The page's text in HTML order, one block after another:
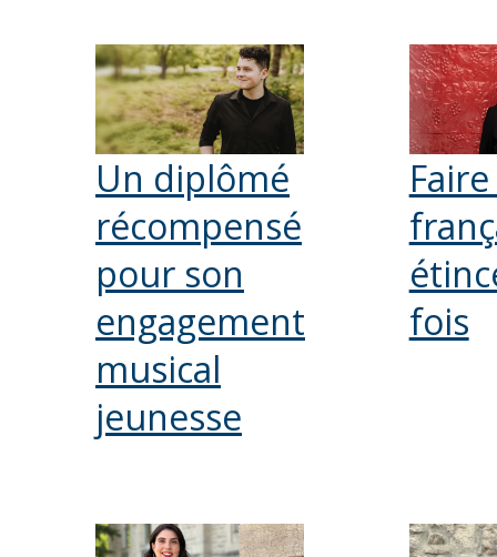
Un diplômé
récompensé
pour son
engagement
musical
jeunesse
fois